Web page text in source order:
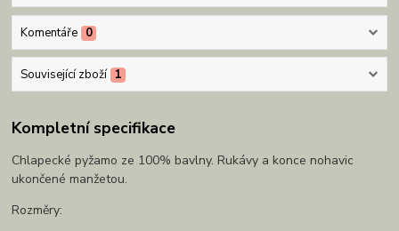
Komentáře 0
Související zboží 1
Kompletní specifikace
Chlapecké pyžamo ze 100% bavlny. Rukávy a konce nohavic
ukončené manžetou.
Rozměry: